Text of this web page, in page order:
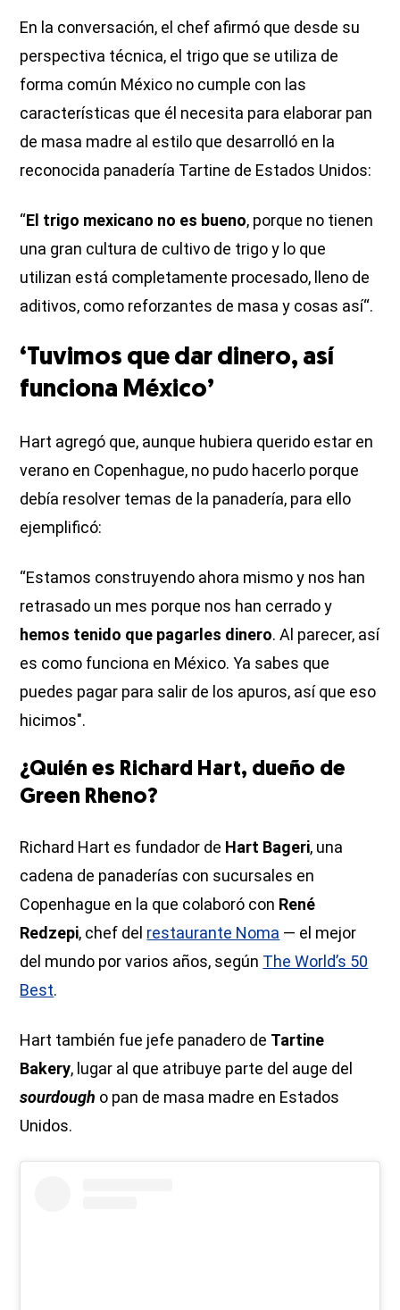
En la conversación, el chef afirmó que desde su
perspectiva técnica, el trigo que se utiliza de
forma común México no cumple con las
características que él necesita para elaborar pan
de masa madre al estilo que desarrolló en la
reconocida panadería Tartine de Estados Unidos:
“El trigo mexicano no es bueno, porque no tienen
una gran cultura de cultivo de trigo y lo que
utilizan está completamente procesado, lleno de
aditivos, como reforzantes de masa y cosas así“.
‘Tuvimos que dar dinero, así
funciona México’
Hart agregó que, aunque hubiera querido estar en
verano en Copenhague, no pudo hacerlo porque
debía resolver temas de la panadería, para ello
ejemplificó:
“Estamos construyendo ahora mismo y nos han
retrasado un mes porque nos han cerrado y
hemos tenido que pagarles dinero. Al parecer, así
es como funciona en México. Ya sabes que
puedes pagar para salir de los apuros, así que eso
hicimos".
¿Quién es Richard Hart, dueño de
Green Rheno?
Richard Hart es fundador de Hart Bageri, una
cadena de panaderías con sucursales en
Copenhague en la que colaboró con René
Redzepi, chef del restaurante Noma — el mejor
del mundo por varios años, según The World’s 50
Best.
Hart también fue jefe panadero de Tartine
Bakery, lugar al que atribuye parte del auge del
sourdough o pan de masa madre en Estados
Unidos.